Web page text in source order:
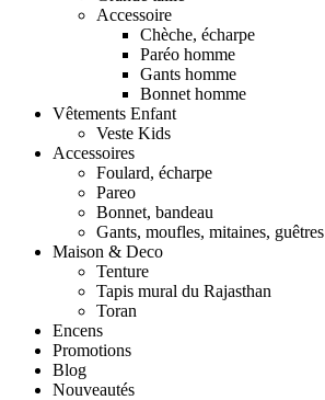
Accessoire
Chèche, écharpe
Paréo homme
Gants homme
Bonnet homme
Vêtements Enfant
Veste Kids
Accessoires
Foulard, écharpe
Pareo
Bonnet, bandeau
Gants, moufles, mitaines, guêtres
Maison & Deco
Tenture
Tapis mural du Rajasthan
Toran
Encens
Promotions
Blog
Nouveautés